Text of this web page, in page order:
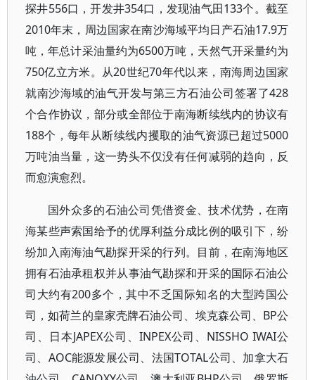
探井556口，开发井354口，发现油气田133个。截至
2010年末，周边国家在南沙海域平均日产石油17.9万
吨，年总计采油量约为6500万吨，天然气开采量约为
750亿立方米。从20世纪70年代以来，南海周边国家
就南沙海域的油气开发与第三方石油公司签署了428
个合作协议，部分或全部位于南海断续线内的协议有
188个，每年从断续线内攫取的油气资源已超过5000
万吨油当量，这一势头不仅没有任何减弱的趋向，反
而愈演愈烈。
国外众多的石油公司凭借资金、技术优势，在南
海某些声索国给予的优厚利益分成比例的吸引下，纷
纷加入南海油气勘探开采的行列。目前，在南海地区
拥有石油承租权并从事油气勘探和开采的国际石油公
司大约有200多个，其中不乏国际知名的大型跨国公
司，如荷兰的皇家壳牌石油公司、埃克森公司、BP公
司、日本JAPEX公司、INPEX公司、NISSHO IWAI公
司、AOC能源发展公司、法国TOTAL公司、加拿大石